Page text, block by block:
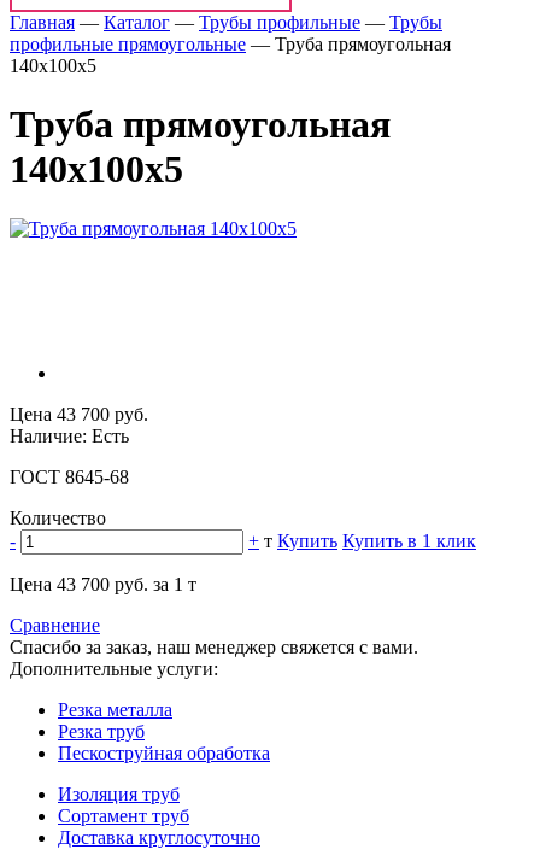
Главная — Каталог — Трубы профильные — Трубы
профильные прямоугольные — Труба прямоугольная
140x100x5
Труба прямоугольная
140x100x5
Цена 43 700 руб.
Наличие: Есть
ГОСТ 8645-68
Количество
-
+ т Купить Купить в 1 клик
Цена 43 700 руб. за 1 т
Сравнение
Спасибо за заказ, наш менеджер свяжется с вами.
Дополнительные услуги:
Резка металла
Резка труб
Пескоструйная обработка
Изоляция труб
Сортамент труб
Доставка круглосуточно